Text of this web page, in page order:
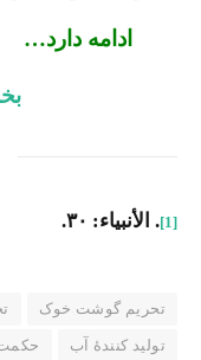
ادامه دارد…
[1]. الأنبیاء: ۳۰.
تحریم گوشت خوک
تولید کنندهٔ آب
حکمت